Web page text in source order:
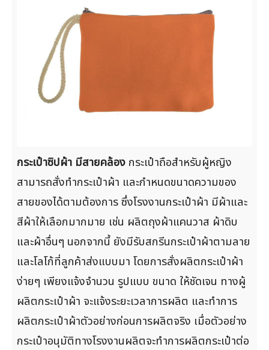
กระเป๋าซิปผ้า มีสายคล้อง กระเป๋าถือสำหรับผู้หญิง
สามารถสั่งทำกระเป๋าผ้า และกำหนดขนาดความของ
สายของได้ตามต้องการ ซึ่งโรงงานกระเป๋าผ้า มีผ้าและ
สีผ้าให้เลือกมากมาย เช่น ผลิตถุงผ้าแคนวาส ผ้าดิบ
และผ้าอื่นๆ นอกจากนี้ ยังมีรับสกรีนกระเป๋าผ้าตามลาย
และโลโก้ที่ลูกค้าส่งแบบมา โดยการสั่งผลิตกระเป๋าผ้า
ง่ายๆ เพียงแจ้งจำนวน รูปแบบ ขนาด ให้ชัดเจน ทางผู้
ผลิตกระเป๋าผ้า จะแจ้งระยะเวลาการผลิต และทำการ
ผลิตกระเป๋าผ้าตัวอย่างก่อนการผลิตจริง เมื่อตัวอย่าง
กระเป๋าอนุมัติทางโรงงานผลิตจะทำการผลิตกระเป๋าต่อ